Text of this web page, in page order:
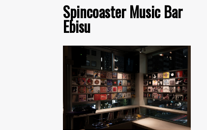
Spincoaster Music Bar
Ebisu